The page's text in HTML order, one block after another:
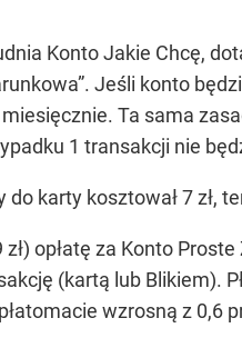
Konto Jakie Chcę,
Jeśli konto
Ta sama
1 transakcji nie
karty kosztował 7 zł,
opłatę za Konto
(kartą lub Blikiem).
wzrosną z 0,6